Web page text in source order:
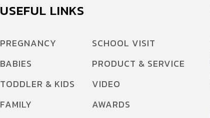
USEFUL LINKS
PREGNANCY
BABIES
TODDLER & KIDS
FAMILY
SCHOOL VISIT
PRODUCT & SERVICE
VIDEO
AWARDS